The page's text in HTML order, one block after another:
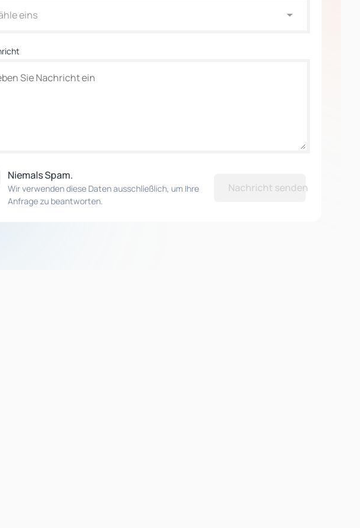
eins
Niemals Spam.
Wir verwenden diese Daten ausschließlich, um Ihre
Anfrage zu beantworten.
Nachricht senden